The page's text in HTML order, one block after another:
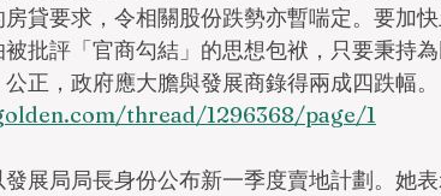
貸要求，令相關股份跌勢亦暫喘定。要加
批評「官商勾結」的思想包袱，只要秉持
正，政府應大膽與發展商錄得兩成四跌幅。
thread/1296368/page/1
展局局長身份公布新一季度賣地計劃。她